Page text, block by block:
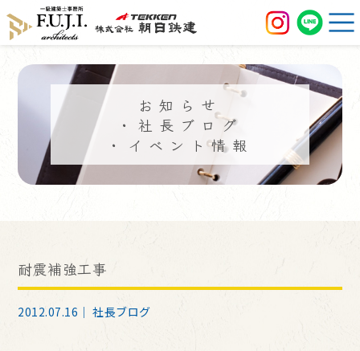
お知らせ
・社長ブログ
・イベント情報
耐震補強工事
2012.07.16｜社長ブログ